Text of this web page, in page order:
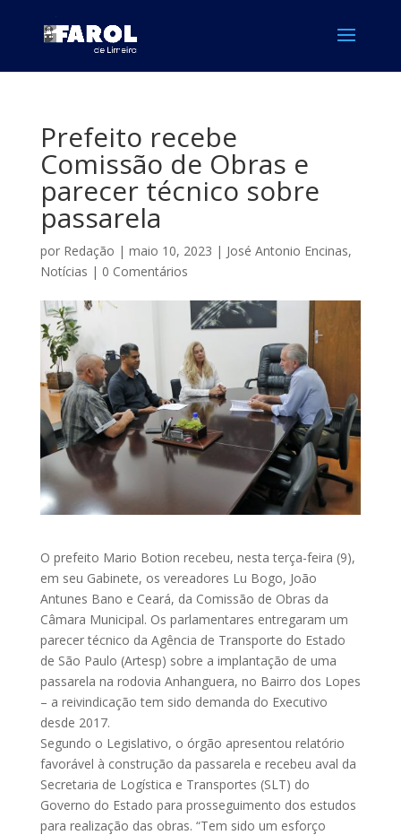
Prefeito recebe
Comissão de Obras e
parecer técnico sobre
passarela
por Redação | maio 10, 2023 | José Antonio Encinas,
Notícias | 0 Comentários
O prefeito Mario Botion recebeu, nesta terça-feira (9),
em seu Gabinete, os vereadores Lu Bogo, João
Antunes Bano e Ceará, da Comissão de Obras da
Câmara Municipal. Os parlamentares entregaram um
parecer técnico da Agência de Transporte do Estado
de São Paulo (Artesp) sobre a implantação de uma
passarela na rodovia Anhanguera, no Bairro dos Lopes
– a reivindicação tem sido demanda do Executivo
desde 2017.
Segundo o Legislativo, o órgão apresentou relatório
favorável à construção da passarela e recebeu aval da
Secretaria de Logística e Transportes (SLT) do
Governo do Estado para prosseguimento dos estudos
para realização das obras. “Tem sido um esforço